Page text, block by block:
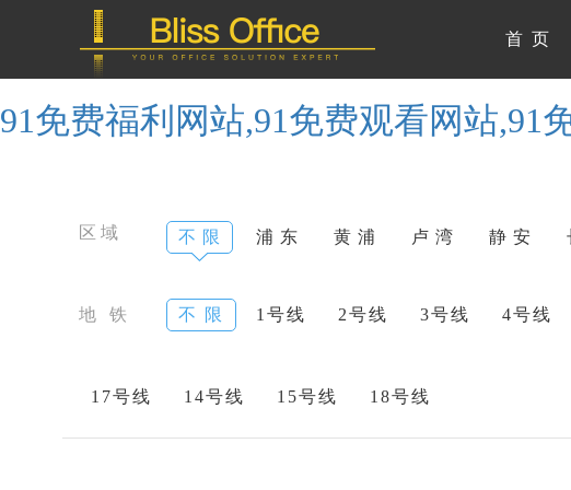
91免费福利网站,91免费观看网站,91
首 页
区域 不 限 浦 东 黄 浦 卢 湾 静 安
地 铁 不 限 1号线 2号线 3号线 4号线
17号线 14号线 15号线 18号线